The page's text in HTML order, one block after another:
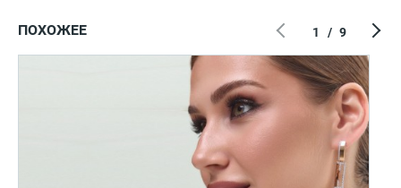
ПОХОЖЕЕ 1 / 9